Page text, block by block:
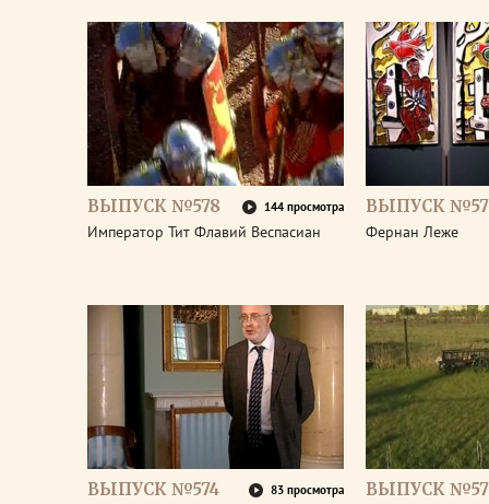
ВЫПУСК №578 144 просмотра
Император Тит Флавий Веспасиан
ВЫПУСК
Фернан Леже
ВЫПУСК №574 83 просмотра ВЫПУСК